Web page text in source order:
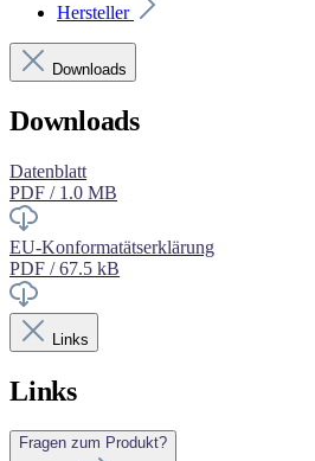
Hersteller
Downloads
Downloads
Datenblatt
PDF / 1.0 MB
EU-Konformatätserklärung
PDF / 67.5 kB
Links
Links
Fragen zum Produkt?